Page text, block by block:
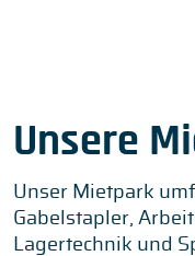
Unsere
Unser Mietpark
Gabelstapler,
Lagertechnik und